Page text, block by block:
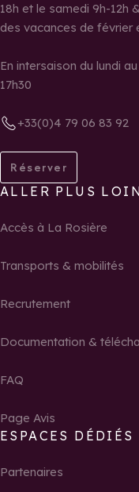
18h et le samedi 9h-12h
des vacances de février
En intersaison du lundi
17h30
+33(0)4 79 06 83 92
Réserver
ALLER PLUS
Accès à La Rosière
Transports & mobilités
Recrutement
Documentation &
FAQ
Page Avis
ESPACES DÉDIÉS
Partenaires